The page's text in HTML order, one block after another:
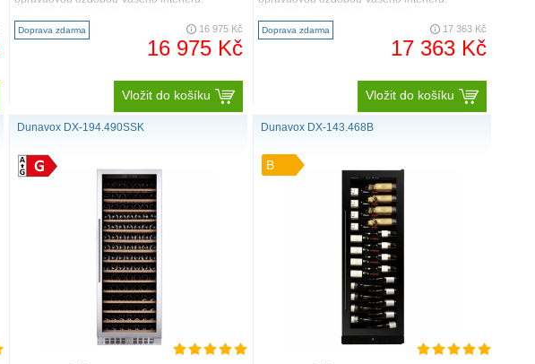
Doprava zdarma 16 975 Kč
16 975 Kč
Vložit do košíku
Doprava zdarma 17 363 Kč
17 363 Kč
Vložit do košíku
Dunavox DX-194.490SSK Dunavox DX-143.468B
B